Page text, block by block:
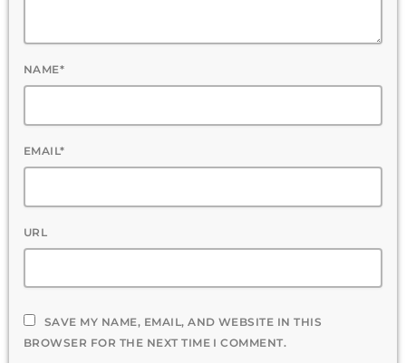
NAME*
EMAIL*
URL
SAVE MY NAME, EMAIL, AND WEBSITE IN THIS
BROWSER FOR THE NEXT TIME I COMMENT.